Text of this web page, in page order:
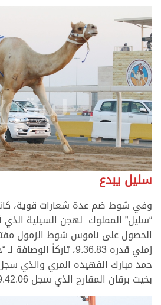
سليل يبدع
وفي شوط ضم عدة شعارات قوية،
“سليل” المملوك لهجن السيلية
الحصول على ناموس شوط الزمول
زمني قدره 9.36.83، تاركاً
بخيت برقان المقارح الذي سجل 9.42.06.